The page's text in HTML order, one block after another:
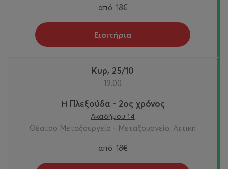
από 18€
Εισιτήρια
Κυρ, 25/10
19:00
Η Πλεξούδα - 2ος χρόνος
Ακαδήμου 14
Θέατρο Μεταξουργείο - Μεταξουργείο, Αττική
από 18€